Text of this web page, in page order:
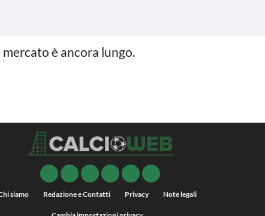
è ancora lungo.
siamo Redazione e Contatti Privacy Note legali